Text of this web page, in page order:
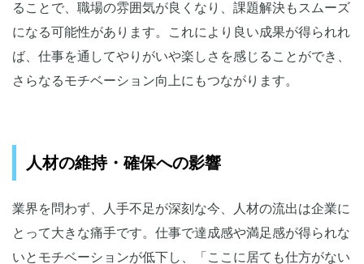
ることで、職場の雰囲気が良くなり、課題解決もスムーズ
になる可能性があります。これにより良い成果が得られれ
ば、仕事を通してやりがいや楽しさを感じることができ、
さらなるモチベーション向上にもつながります。
人材の維持・確保への影響
業界を問わず、人手不足が深刻な今、人材の流出は企業に
とって大きな痛手です。仕事で達成感や満足感が得られな
いとモチベーションが低下し、「ここに居ても仕方がない